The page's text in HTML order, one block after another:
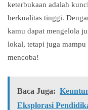
keterbukaan adalah
berkualitas tinggi.
kamu dapat mengelola
lokal, tetapi juga mampu
mencoba!
Baca Juga:
Eksplorasi